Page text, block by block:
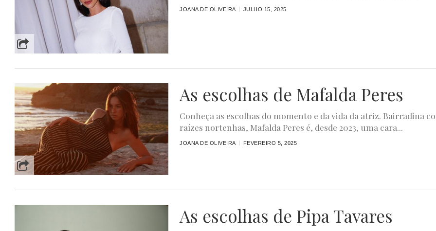
JOANA DE OLIVEIRA JULHO 15, 2025
As escolhas de Mafalda Peres
Conheça as escolhas do momento e da vida da atriz. Bairradina
raízes nortenhas, Mafalda Peres é, desde 2023, uma cara...
JOANA DE OLIVEIRA FEVEREIRO 5, 2025
As escolhas de Pipa Tavares